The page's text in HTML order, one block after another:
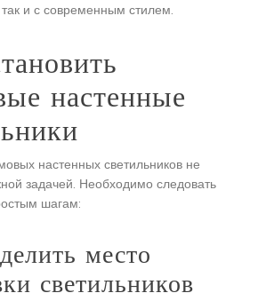
так и с современным стилем.
настенные
настенных светильников не
задачей. Необходимо следовать
шагам:
место
светильников